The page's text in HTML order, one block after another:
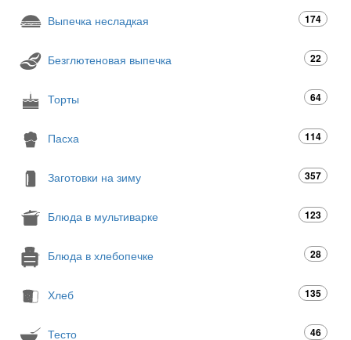
Выпечка несладкая 174
Безглютеновая выпечка 22
Торты 64
Пасха 114
Заготовки на зиму 357
Блюда в мультиварке 123
Блюда в хлебопечке 28
Хлеб 135
Тесто 46